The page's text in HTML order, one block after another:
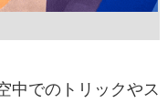
中でのトリックやス